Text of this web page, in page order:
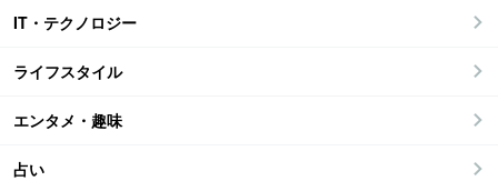
IT・テクノロジー
ライフスタイル
エンタメ・趣味
占い